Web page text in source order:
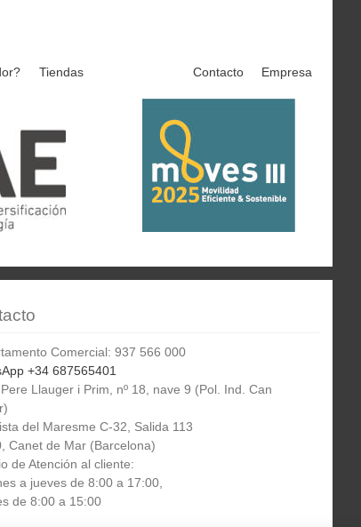
Tiendas Contacto Empresa
Comercial: 937 566 000
+34 687565401
Llauger i Prim, nº 18, nave 9 (Pol. Ind. Can
del Maresme C-32, Salida 113
Canet de Mar (Barcelona)
de Atención al cliente:
a jueves de 8:00 a 17:00,
de 8:00 a 15:00